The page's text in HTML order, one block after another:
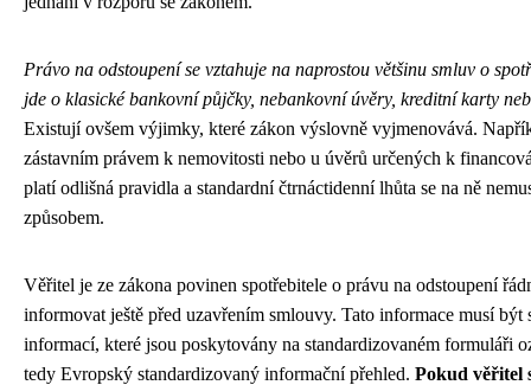
Právo na odstoupení se vztahuje na naprostou většinu smluv o
jde o klasické bankovní půjčky, nebankovní úvěry, kreditní karty
Existují ovšem výjimky, které zákon výslovně vyjmenovává.
zástavním právem k nemovitosti nebo u úvěrů určených k
platí odlišná pravidla a standardní čtrnáctidenní lhůta se na ně
způsobem.
Věřitel je ze zákona povinen spotřebitele o právu na odstoupení
informovat ještě před uzavřením smlouvy. Tato informace musí být
informací, které jsou poskytovány na standardizovaném formuláři
tedy Evropský standardizovaný informační přehled. Pokud věřitel